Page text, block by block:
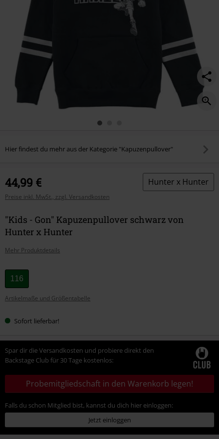
Hier findest du mehr aus der Kategorie "Kapuzenpullover"
44,99 €
Preise inkl. MwSt., zzgl. Versandkosten
Hunter x Hunter
"Kids - Gon" Kapuzenpullover schwarz von
Hunter x Hunter
Mehr Produktdetails
Wähle
deine
Größe
116
Artikelmaße und Größentabelle
Sofort lieferbar!
Spar dir die Versandkosten und probiere direkt den
Backstage Club für 30 Tage kostenlos:
Probemitgliedschaft in den Warenkorb legen!
Falls du schon Mitglied bist, kannst du dich hier einloggen:
Jetzt einloggen